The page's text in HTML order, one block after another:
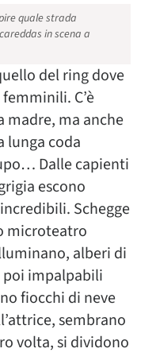
quale strada
in scena a
del ring dove
C’è
madre, ma anche
lunga coda
Dalle capienti
escono
Schegge
microteatro
alberi di
poi impalpabili
fiocchi di neve
sembrano
volta, si dividono